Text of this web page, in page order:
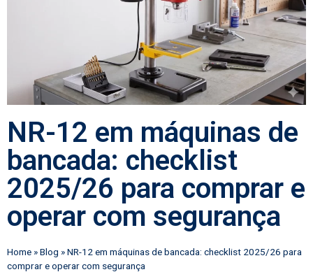
NR-12 em máquinas de
bancada: checklist
2025/26 para comprar e
operar com segurança
Home »Blog »NR-12 em máquinas de bancada: checklist 2025/26 para
comprar e operar com segurança